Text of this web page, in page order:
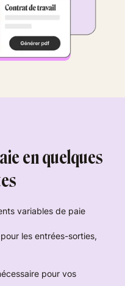
en quelques
variables de paie
les entrées-sorties,
pour vos